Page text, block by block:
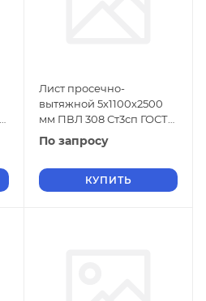
Лист просечно-
вытяжной 5х1100х2500
мм ПВЛ 308 Ст3сп ГОСТ
8706-78
По запросу
КУПИТЬ